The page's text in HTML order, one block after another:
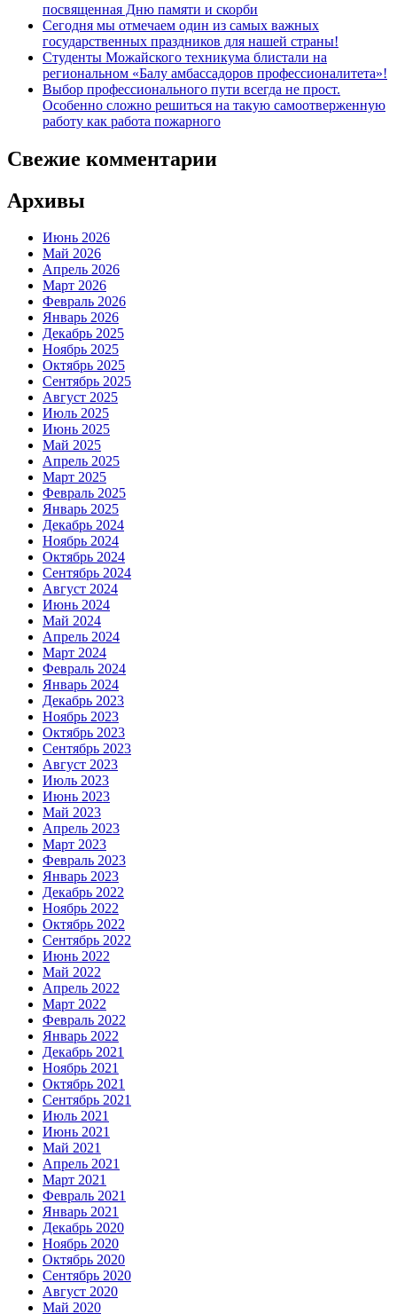
посвященная Дню памяти и скорби
Сегодня мы отмечаем один из самых важных
государственных праздников для нашей страны!
Студенты Можайского техникума блистали на
региональном «Балу амбассадоров профессионалитета»!
Выбор профессионального пути всегда не прост.
Особенно сложно решиться на такую самоотверженную
работу как работа пожарного
Свежие комментарии
Архивы
Июнь 2026
Май 2026
Апрель 2026
Март 2026
Февраль 2026
Январь 2026
Декабрь 2025
Ноябрь 2025
Октябрь 2025
Сентябрь 2025
Август 2025
Июль 2025
Июнь 2025
Май 2025
Апрель 2025
Март 2025
Февраль 2025
Январь 2025
Декабрь 2024
Ноябрь 2024
Октябрь 2024
Сентябрь 2024
Август 2024
Июнь 2024
Май 2024
Апрель 2024
Март 2024
Февраль 2024
Январь 2024
Декабрь 2023
Ноябрь 2023
Октябрь 2023
Сентябрь 2023
Август 2023
Июль 2023
Июнь 2023
Май 2023
Апрель 2023
Март 2023
Февраль 2023
Январь 2023
Декабрь 2022
Ноябрь 2022
Октябрь 2022
Сентябрь 2022
Июнь 2022
Май 2022
Апрель 2022
Март 2022
Февраль 2022
Январь 2022
Декабрь 2021
Ноябрь 2021
Октябрь 2021
Сентябрь 2021
Июль 2021
Июнь 2021
Май 2021
Апрель 2021
Март 2021
Февраль 2021
Январь 2021
Декабрь 2020
Ноябрь 2020
Октябрь 2020
Сентябрь 2020
Август 2020
Май 2020